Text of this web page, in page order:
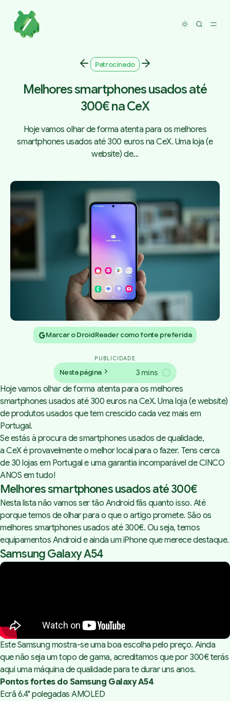
Toggle
Patrocinado
Melhores smartphones usados até
300€ na CeX
Hoje vamos olhar de forma atenta para os melhores
smartphones usados até 300 euros na CeX. Uma loja (e
website) de...
Marcar o DroidReader como fonte preferida
PUBLICIDADE
Nesta página 3 mins
Hoje vamos olhar de forma atenta para os melhores
smartphones usados até 300 euros na CeX. Uma loja (e website)
de produtos usados que tem crescido cada vez mais em
Portugal.
Se estás à procura de smartphones usados de qualidade,
aCeXé provavelmente o melhor local para o fazer. Tens cerca
de 30 lojas em Portugal e uma garantia incomparável de CINCO
ANOS em tudo!
Melhores smartphones usados até 300€
Nesta lista não vamos ser tão Android fãs quanto isso. Até
porque temos de olhar para o que o artigo promete. São os
melhores smartphones usados até 300€. Ou seja, temos
equipamentos Android e ainda um iPhone que merece destaque.
Samsung Galaxy A54
Este Samsung mostra-se uma boa escolha pelo preço. Ainda
que não seja um topo de gama, acreditamos que por 300€ terás
aqui uma máquina de qualidade para te durar uns anos.
Pontos fortes do Samsung Galaxy A54
Ecrã 6.4" polegadas AMOLED